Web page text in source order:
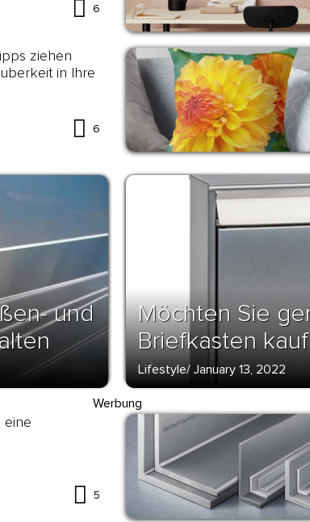
6
ziehen
in Ihre
6
und
Möchten Sie
Briefkasten
Lifestyle/ January 13, 2022
Werbung
eine
5